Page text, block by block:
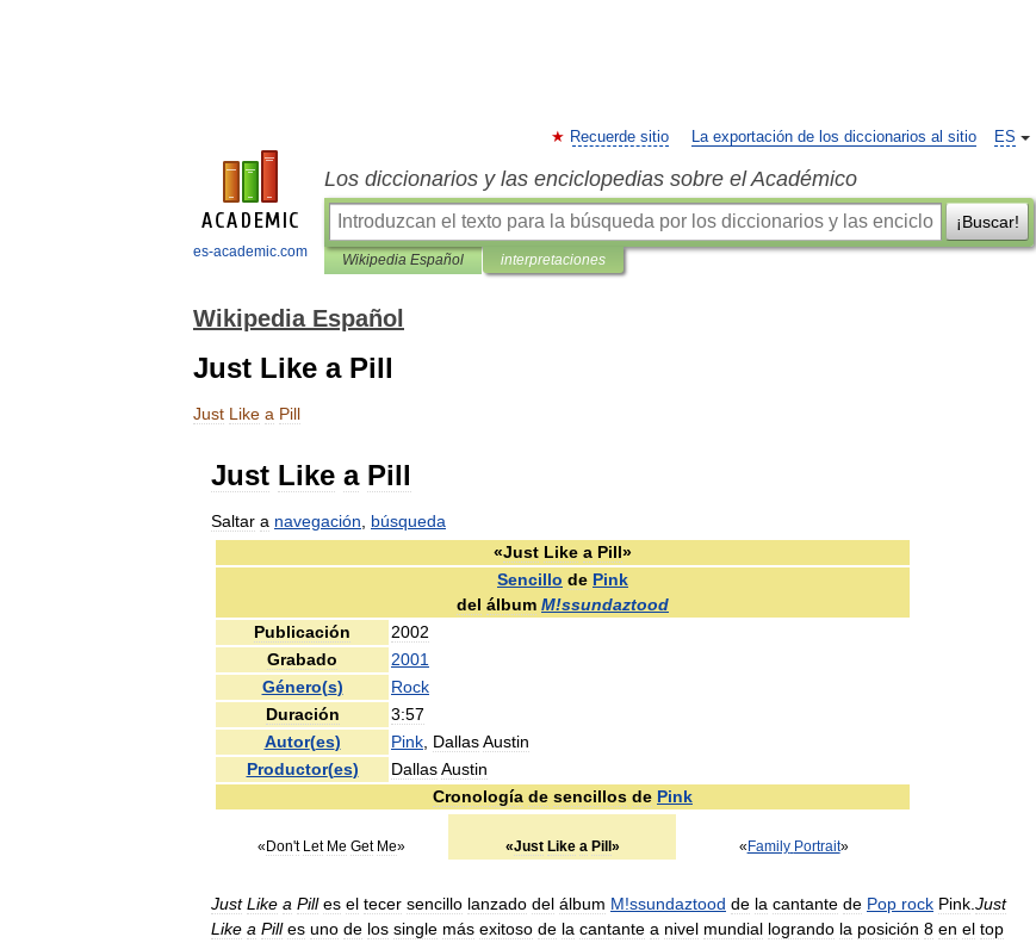
es-academic.com
ES
Recuerde sitio La exportación de los diccionarios al sitio
Los diccionarios y las enciclopedias sobre el Académico
¡Buscar!
Wikipedia Español interpretaciones
Wikipedia Español
Just Like a Pill
Just Like a Pill
Just Like a Pill
Saltar a navegación
búsqueda
«Just Like a Pill»
Sencillo de Pink
del álbum M!ssundaztood
Publicación
2002
Grabado
2001
Género(s)
Rock
Duración
3:57
Autor(es) Pink DallasAustin
Productor(es) DallasAustin
Cronología de sencillos de Pink
« Don't Let Me Get Me» «Just Like a Pill » « Family Portrait»
Just Like a Pill es el tecer sencillo lanzado del álbum M!ssundaztood de la cantante de Pop rock Pink Just
Like a Pill es uno de los single más exitoso de la cantante a nivel mundial logrando la posición 8 en el top